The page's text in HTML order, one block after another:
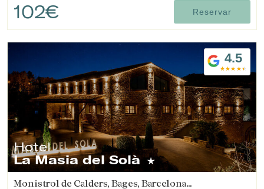
102€ Reservar
4.5
Hotel
La Masia del Solà
Monistrol de Calders, Bages, Barcelona